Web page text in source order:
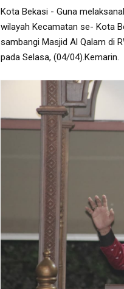
Kota Bekasi - Guna
wilayah Kecamatan se- Kota
sambangi Masjid Al Qalam di
pada Selasa, (04/04).Kemarin.